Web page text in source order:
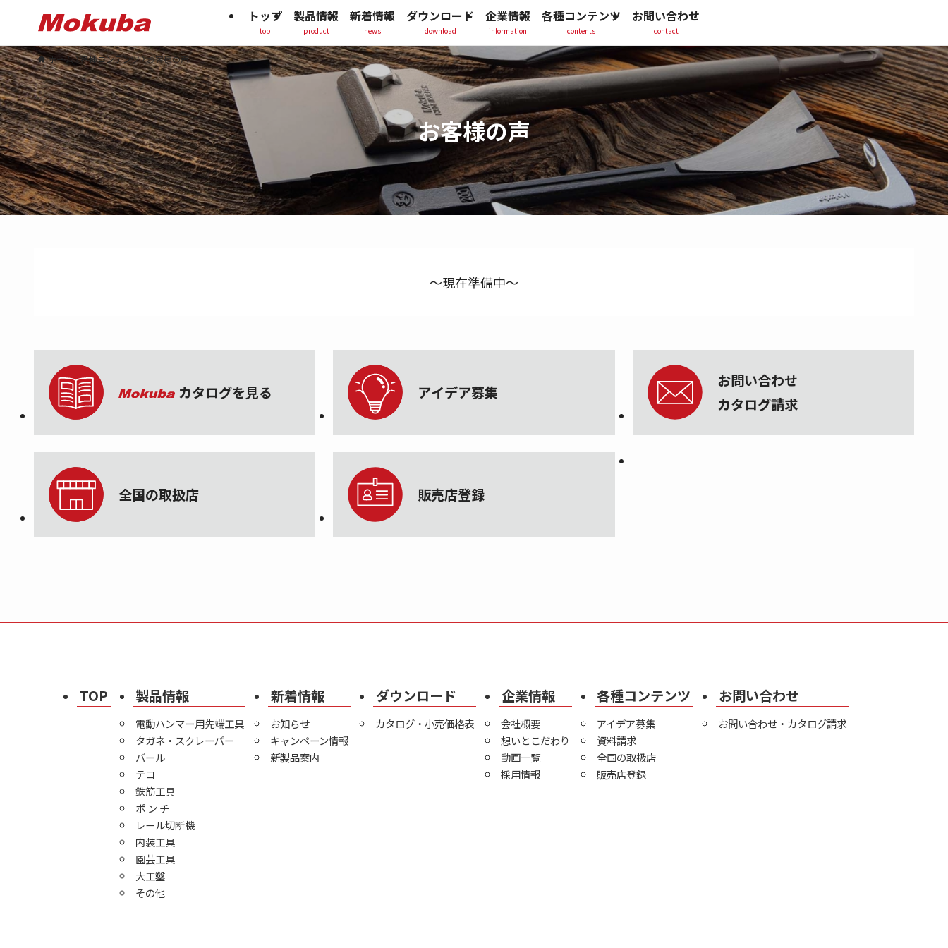
お客様の声
ホーム 各種コンテンツ お客様の声
トップ
top
製品情報
product
新着情報
news
ダウンロード
download
企業情報
information
各種コンテンツ
contents
お問い合わせ
contact
～現在準備中～
カタログを見る アイデア募集
お問い合わせ
カタログ請求
全国の取扱店 販売店登録
TOP 製品情報
電動ハンマー用先端工具
タガネ・スクレーパー
バール
テコ
鉄筋工具
ポ ン チ
レール切断機
内装工具
園芸工具
大工鑿
その他
新着情報
お知らせ
キャンペーン情報
新製品案内
ダウンロード
カタログ・小売価格表
企業情報
会社概要
想いとこだわり
動画一覧
採用情報
各種コンテンツ
アイデア募集
資料請求
全国の取扱店
販売店登録
お問い合わせ
お問い合わせ・カタログ請求